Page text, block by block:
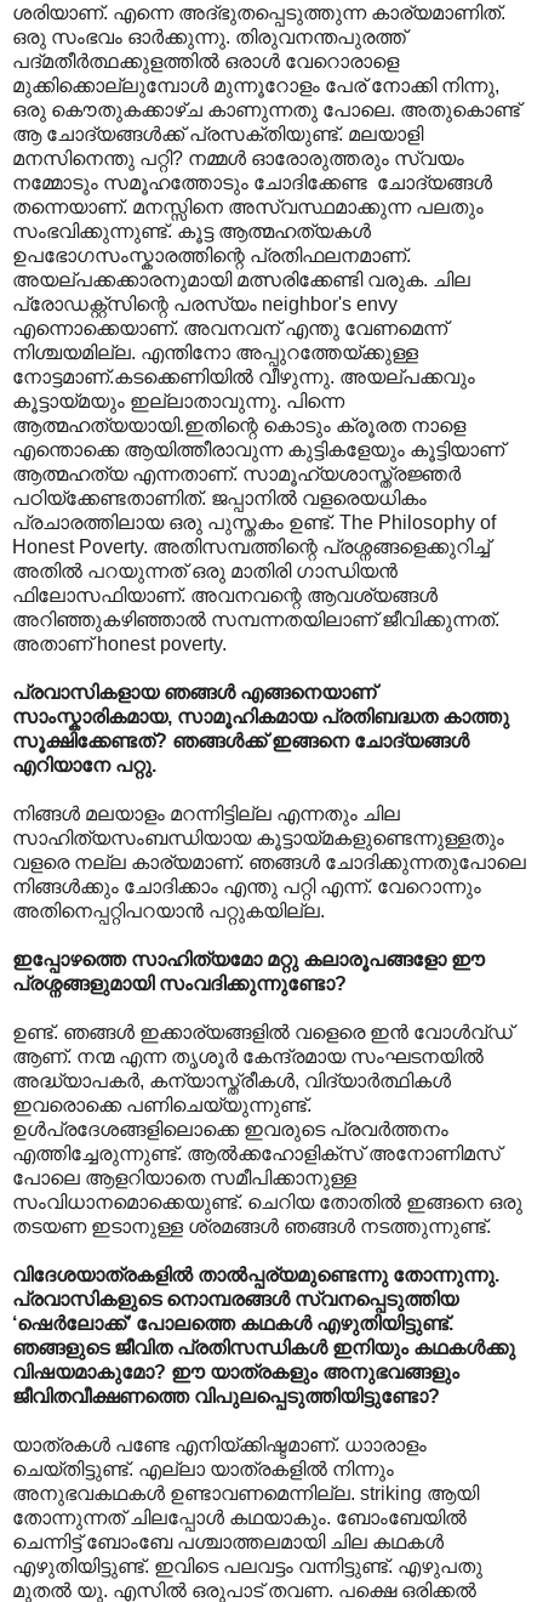
ശരിയാണ്. എന്നെ അദ്ഭുതപ്പെടുത്തുന്ന കാര്യമാണിത്.
ഒരു സംഭവം ഓര്‍ക്കുന്നു. തിരുവനന്തപുരത്ത്
പദ്മതീര്‍ത്ഥക്കുളത്തില്‍ ഒരാള്‍ വേറൊരാളെ
മുക്കിക്കൊല്ലുമ്പോള്‍ മുന്നൂറോളം പേര് നോക്കി നിന്നു,
ഒരു കൌതുകക്കാഴ്ച കാണുന്നതു പോലെ. അതുകൊണ്ട്
ആ ചോദ്യങ്ങള്‍ക്ക് പ്രസക്തിയുണ്ട്. മലയാളി
മനസിനെന്തു പറ്റി? നമ്മള്‍ ഓരോരുത്തരും സ്വയം
നമ്മോടും സമൂഹത്തോടും ചോദിക്കേണ്ട ‍ ചോദ്യങ്ങള്‍
തന്നെയാണ്. മനസ്സിനെ അസ്വസ്ഥമാക്കുന്ന പലതും
സംഭവിക്കുന്നുണ്ട്. കൂട്ട ആത്മഹത്യകള്‍
ഉപഭോഗസംസ്കാരത്തിന്റെ പ്രതിഫലനമാണ്.
അയല്പക്കക്കാരനുമായി മത്സരിക്കേണ്ടി വരുക. ചില
പ്രോഡക്റ്റ്സിന്റെ പരസ്യം neighbor's envy
എന്നൊക്കെയാണ്. അവനവന് എന്തു വേണമെന്ന്
നിശ്ചയമില്ല. എന്തിനോ അപ്പുറത്തേയ്ക്കുള്ള
നോട്ടമാണ്.കടക്കെണിയില്‍ വീഴുന്നു. അയല്പക്കവും
കൂട്ടായ്മയും ഇല്ലാതാവുന്നു. പിന്നെ
ആത്മഹത്യയായി.ഇതിന്റെ കൊടും ക്രൂരത നാളെ
എന്തൊക്കെ ആയിത്തീരാവുന്ന കുട്ടികളേയും കൂട്ടിയാണ്
ആത്മഹത്യ എന്നതാണ്. സാമൂഹ്യശാസ്ത്രജ്ഞര്‍
പഠിയ്ക്കേണ്ടതാണിത്. ജപ്പാനില്‍ വളരെയധികം
പ്രചാരത്തിലായ ഒരു പുസ്തകം ഉണ്ട്. The Philosophy of
Honest Poverty. അതിസമ്പത്തിന്റെ പ്രശ്നങ്ങളെക്കുറിച്ച്
അതില്‍ പറയുന്നത് ഒരു മാതിരി ഗാന്ധിയന്‍
ഫിലോസഫിയാണ്. അവനവന്റെ ആവശ്യങ്ങള്‍
അറിഞ്ഞുകഴിഞ്ഞാല്‍ സമ്പന്നതയിലാണ് ജീവിക്കുന്നത്.
അതാണ് honest poverty.
പ്രവാസികളായ ഞങ്ങള്‍ എങ്ങനെയാണ്
സാംസ്കാരികമായ, സാമൂഹികമായ പ്രതിബദ്ധത കാത്തു
സൂക്ഷിക്കേണ്ടത്? ഞങ്ങള്‍ക്ക് ഇങ്ങനെ ചോദ്യങ്ങള്‍
എറിയാനേ പറ്റു.
നിങ്ങള്‍ മലയാളം മറന്നിട്ടില്ല എന്നതും ചില
സാഹിത്യസംബന്ധിയായ കൂട്ടായ്മകളുണ്ടെന്നുള്ളതും
വളരെ നല്ല കാര്യമാണ്. ഞങ്ങള്‍ ചോദിക്കുന്നതുപോലെ
നിങ്ങള്‍ക്കും ചോദിക്കാം എന്തു പറ്റി എന്ന്. വേറൊന്നും
അതിനെപ്പറ്റിപറയാന്‍ പറ്റുകയില്ല.
ഇപ്പോഴത്തെ സാഹിത്യമോ മറ്റു കലാരൂപങ്ങളോ ഈ
പ്രശ്നങ്ങളുമായി സംവദിക്കുന്നുണ്ടോ?
ഉണ്ട്. ഞങ്ങള്‍ ഇക്കാര്യങ്ങളില്‍ വളെരെ ഇന്‍ വോള്‍വ്ഡ്
ആണ്. നന്മ എന്ന തൃശൂര്‍ കേന്ദ്രമായ സംഘടനയില്‍
അദ്ധ്യാപകര്‍, കന്യാസ്ത്രീകള്‍, വിദ്യാര്‍ത്ഥികള്‍
ഇവരൊക്കെ പണിചെയ്യുന്നുണ്ട്.
ഉള്‍പ്രദേശങ്ങളിലൊക്കെ ഇവരുടെ പ്രവര്‍ത്തനം
എത്തിച്ചേരുന്നുണ്ട്. ആല്‍ക്കഹോളിക്സ് അനോണിമസ്
പോലെ ആളറിയാതെ സമീപിക്കാനുള്ള
സംവിധാനമൊക്കെയുണ്ട്. ചെറിയ തോതില്‍ ഇങ്ങനെ ഒരു
തടയണ ഇടാനുള്ള ശ്രമങ്ങള്‍ ഞങ്ങള്‍‍ നടത്തുന്നുണ്ട്.
വിദേശയാത്രകളില്‍ താല്‍പ്പര്യമുണ്ടെന്നു തോന്നുന്നു.
പ്രവാസികളുടെ നൊമ്പരങ്ങള്‍ സ്വനപ്പെടുത്തിയ
‘ഷെര്‍ലോക്ക്’ പോലത്തെ കഥകള്‍ എഴുതിയിട്ടുണ്ട്.
ഞങ്ങളുടെ ജീവിത പ്രതിസന്ധികള്‍ ഇനിയും കഥകള്‍ക്കു
വിഷയമാകുമോ? ഈ യാത്രകളും അനുഭവങ്ങളും
ജീവിതവീക്ഷണത്തെ വിപുലപ്പെടുത്തിയിട്ടുണ്ടോ?
യാത്രകള്‍ പണ്ടേ എനിയ്ക്കിഷ്ടമാണ്. ധാ‍ാരാളം
ചെയ്തിട്ടുണ്ട്. എല്ലാ യാത്രകളില്‍ നിന്നും
അനുഭവകഥകള്‍ ഉണ്ടാവണമെന്നില്ല. striking ആയി
തോന്നുന്നത് ചിലപ്പോള്‍ കഥയാകും. ബോംബേയില്‍
ചെന്നിട്ട് ബോംബേ പശ്ചാത്തലമായി ചില കഥകള്‍
എഴുതിയിട്ടുണ്ട്. ഇവിടെ പലവട്ടം വന്നിട്ടുണ്ട്. എഴുപതു
മുതല്‍ യു. എസില്‍ ഒരുപാട് തവണ. പക്ഷെ ഒരിക്കല്‍